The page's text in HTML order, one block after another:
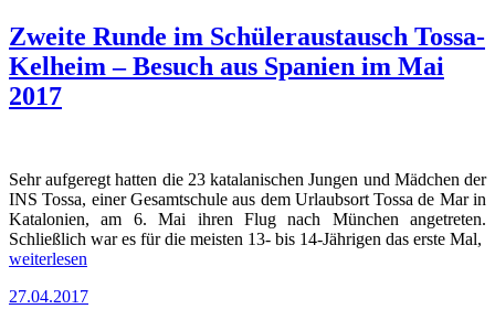
Zweite Runde im Schüleraustausch Tossa-
Kelheim – Besuch aus Spanien im Mai
2017
Sehr aufgeregt hatten die 23 katalanischen Jungen und Mädchen der
INS Tossa, einer Gesamtschule aus dem Urlaubsort Tossa de Mar in
Katalonien, am 6. Mai ihren Flug nach München angetreten.
Schließlich war es für die meisten 13- bis 14-Jährigen das erste Mal,
„Zweite
im
weiterlesen
Veröffentlicht
27.04.2017